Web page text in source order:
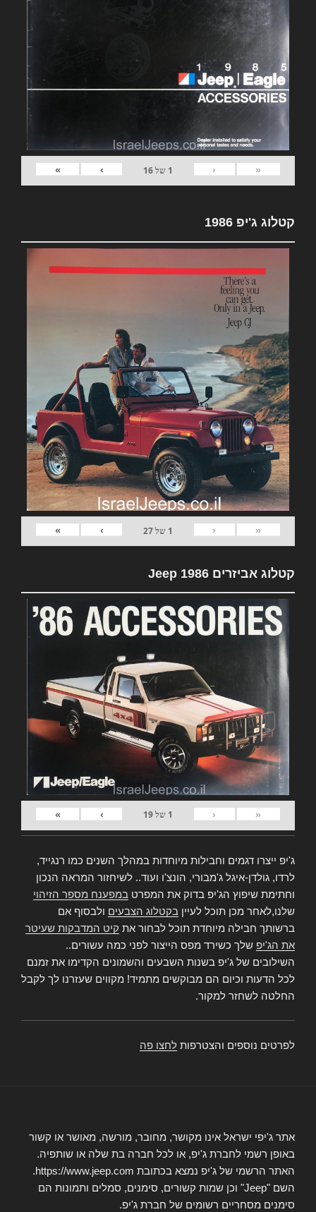
«
‹
1 של16
›
»
קטלוג ג'יפ 1986
«
‹
1 של27
›
»
קטלוג אביזרים Jeep 1986
«
‹
1 של19
›
»
ג'יפ ייצרו דגמים וחבילות מיוחדות במהלך השנים כמו רנגייד,
לרדו, גולדן-איגל ג'מבורי, הונצ'ו ועוד.. לשיחזור המראה הנכון
וחתימת שיפוץ הג'יפ בדוק את המפרט במפענח מספר הזיהוי
שלנו,לאחר מכן תוכל לעיין בקטלוג הצבעים ולבסוף אם
ברשותך חבילה מיוחדת תוכל לבחור את קיט המדבקות שעיטר
את הג'יפ שלך כשירד מפס הייצור לפני כמה עשורים..
השילובים של ג'יפ בשנות השבעים והשמונים הקדימו את זמנם
לכל הדעות וכיום הם מבוקשים מתמיד! מקווים שעזרנו לך לקבל
החלטה לשחזר למקור.
לפרטים נוספים והצטרפות לחצו פה
אתר ג'יפי ישראל אינו מקושר, מחובר, מורשה, מאושר או קשור
באופן רשמי לחברת ג'יפ, או לכל חברה בת שלה או שותפיה.
האתר הרשמי של ג'יפ נמצא בכתובת https://www.jeep.com.
השם "Jeep" וכן שמות קשורים, סימנים, סמלים ותמונות הם
סימנים מסחריים רשומים של חברת ג'יפ.